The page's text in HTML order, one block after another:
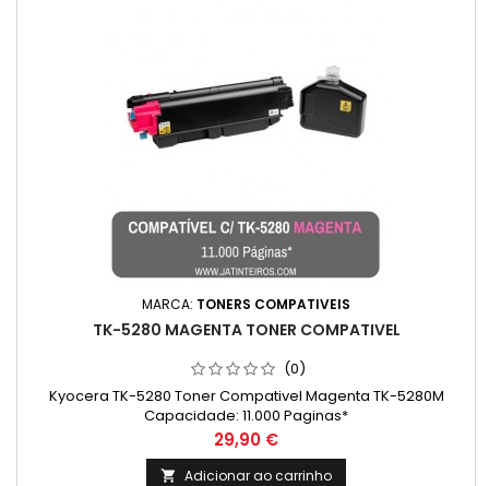
MARCA: TONERS COMPATIVEIS
TK-5280 MAGENTA TONER COMPATIVEL
(0)
Kyocera TK-5280 Toner Compativel Magenta TK-5280M
Capacidade: 11.000 Paginas*
Preço
29,90 €
 Adicionar ao carrinho